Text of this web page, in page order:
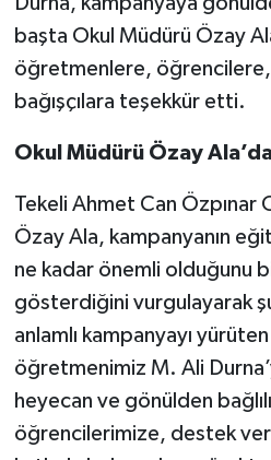
başta Okul Müdürü Özay
öğretmenlere,
bağışçılara teşekkür etti.
Okul Müdürü Özay
Tekeli Ahmet Can Özpınar
Özay Ala, kampanyanın
ne kadar önemli olduğunu
gösterdiğini vurgulayarak
anlamlı kampanyayı
öğretmenimiz M. Ali
heyecan ve gönülden
öğrencilerimize, destek